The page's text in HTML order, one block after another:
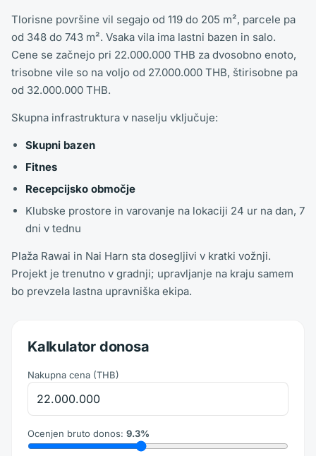
Tlorisne površine vil segajo od 119 do 205 m², parcele pa
od 348 do 743 m². Vsaka vila ima lastni bazen in salo.
Cene se začnejo pri 22.000.000 THB za dvosobno enoto,
trisobne vile so na voljo od 27.000.000 THB, štirisobne pa
od 32.000.000 THB.
Skupna infrastruktura v naselju vključuje:
Skupni bazen
Fitnes
Recepcijsko območje
Klubske prostore in varovanje na lokaciji 24 ur na dan, 7
dni v tednu
Plaža Rawai in Nai Harn sta dosegljivi v kratki vožnji.
Projekt je trenutno v gradnji; upravljanje na kraju samem
bo prevzela lastna upravniška ekipa.
Kalkulator donosa
Nakupna cena (THB)
Ocenjen bruto donos: 9.3%